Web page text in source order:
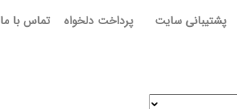
پشتیبانی سایت پرداخت دلخواه تماس با ما